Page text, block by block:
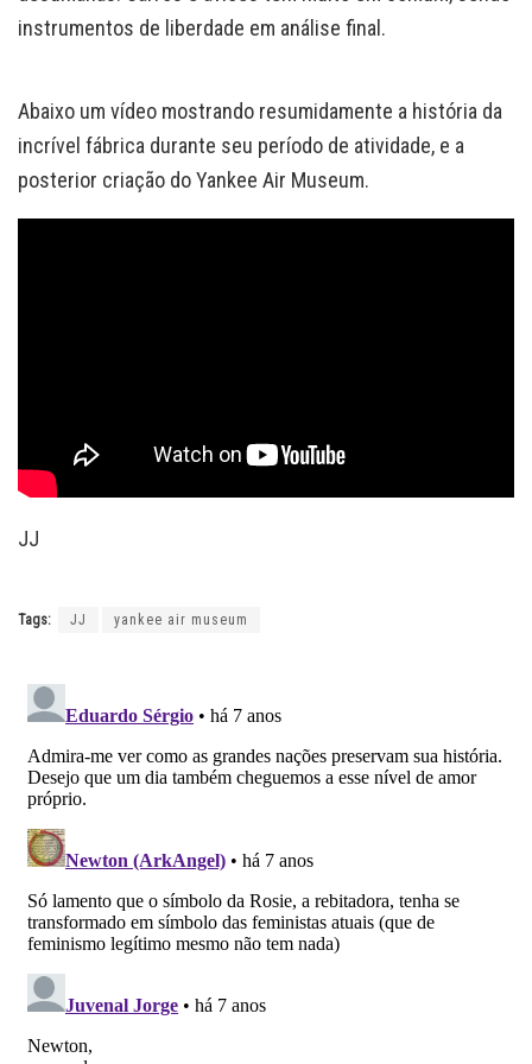
instrumentos de liberdade em análise final.
Abaixo um vídeo mostrando resumidamente a história da
incrível fábrica durante seu período de atividade, e a
posterior criação do Yankee Air Museum.
JJ
Tags: JJ yankee air museum